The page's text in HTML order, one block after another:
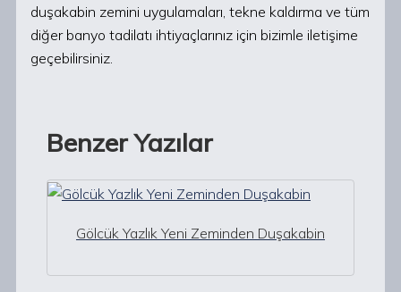
duşakabin zemini uygulamaları, tekne kaldırma ve tüm
diğer banyo tadilatı ihtiyaçlarınız için bizimle iletişime
geçebilirsiniz.
Benzer Yazılar
Gölcük Yazlık Yeni Zeminden Duşakabin